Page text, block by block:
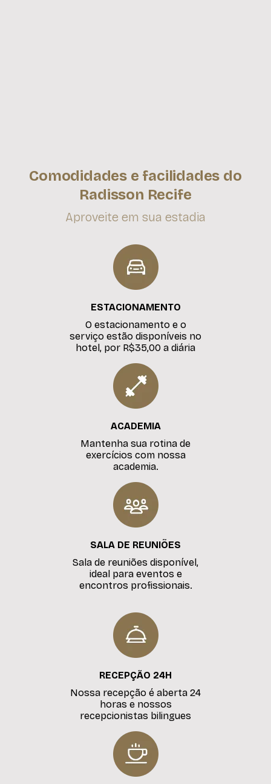
Comodidades e facilidades do
Radisson Recife
Aproveite em sua estadia
ESTACIONAMENTO
O estacionamento e o
serviço estão disponíveis no
hotel, por R$35,00 a diária
ACADEMIA
Mantenha sua rotina de
exercícios com nossa
academia.
SALA DE REUNIÕES
Sala de reuniões disponível,
ideal para eventos e
encontros profissionais.
RECEPÇÃO 24H
Nossa recepção é aberta 24
horas e nossos
recepcionistas bilingues